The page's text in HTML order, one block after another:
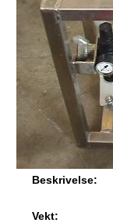
Beskrivelse:
Vekt: